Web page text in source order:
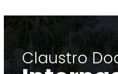
Claustro